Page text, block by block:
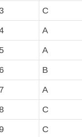
C
A
A
B
A
C
C